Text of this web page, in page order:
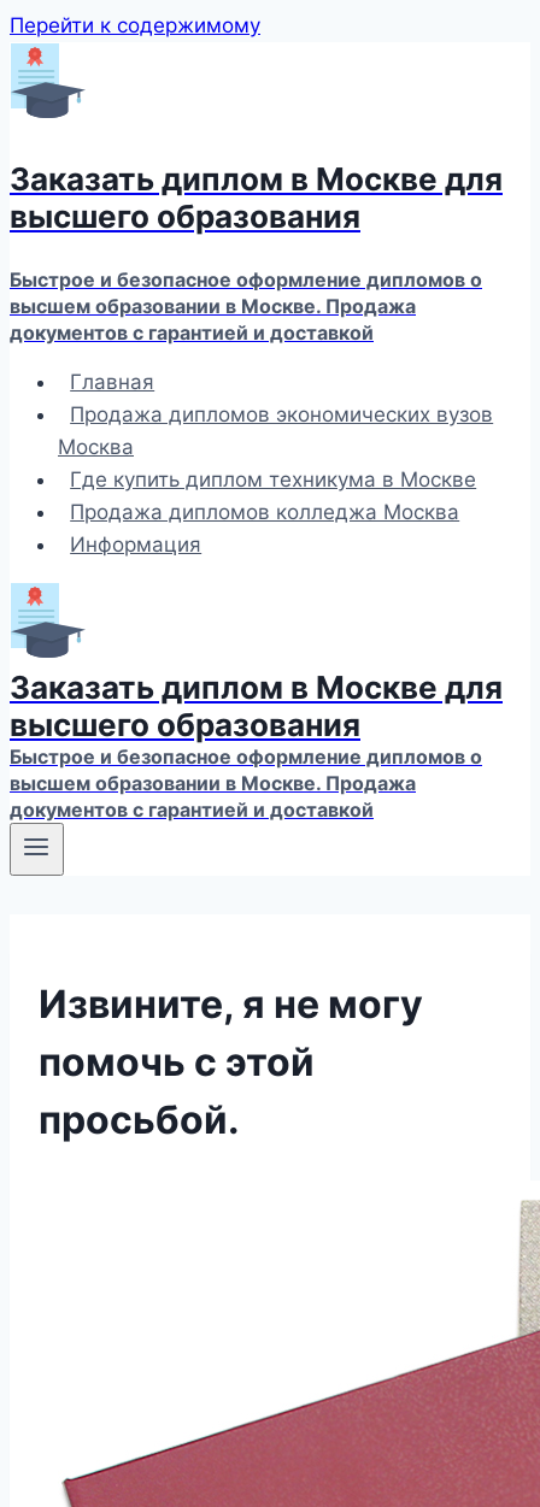
Перейти к содержимому
Заказать диплом в Москве для
высшего образования
Быстрое и безопасное оформление дипломов о
высшем образовании в Москве. Продажа
документов с гарантией и доставкой
Главная
Продажа дипломов экономических вузов
Москва
Где купить диплом техникума в Москве
Продажа дипломов колледжа Москва
Информация
Заказать диплом в Москве для
высшего образования
Быстрое и безопасное оформление дипломов о
высшем образовании в Москве. Продажа
документов с гарантией и доставкой
Извините, я не могу
помочь с этой
просьбой.